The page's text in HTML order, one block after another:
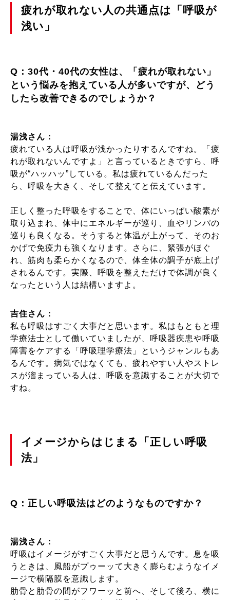
疲れが取れない人の共通点は「呼吸が
浅い」
Q：30代・40代の女性は、「疲れが取れない」
という悩みを抱えている人が多いですが、どう
したら改善できるのでしょうか？
湯浅さん：
疲れている人は呼吸が浅かったりするんですね。「疲
れが取れないんですよ」と言っているときですら、呼
吸が“ハッハッ”している。私は疲れているんだった
ら、呼吸を大きく、そして整えてと伝えています。
正しく整った呼吸をすることで、体にいっぱい酸素が
取り込まれ、体中にエネルギーが巡り、血やリンパの
巡りも良くなる。そうすると体温が上がって、そのお
かげで免疫力も強くなります。さらに、緊張がほぐ
れ、筋肉も柔らかくなるので、体全体の調子が底上げ
されるんです。実際、呼吸を整えただけで体調が良く
なったという人は結構いますよ。
吉住さん：
私も呼吸はすごく大事だと思います。私はもともと理
学療法士として働いていましたが、呼吸器疾患や呼吸
障害をケアする「呼吸理学療法」というジャンルもあ
るんです。病気ではなくても、疲れやすい人やストレ
スが溜まっている人は、呼吸を意識することが大切で
すね。
イメージからはじまる「正しい呼吸
法」
Q：正しい呼吸法はどのようなものですか？
湯浅さん：
呼吸はイメージがすごく大事だと思うんです。息を吸
うときは、風船がプゥーッて大きく膨らむようなイメ
ージで横隔膜を意識します。
肋骨と肋骨の間がフワーッと前へ、そして後ろ、横に